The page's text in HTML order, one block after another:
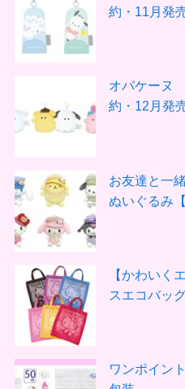
約・11月発
オバケーヌ
約・12月発
お友達と一
ぬいぐるみ
【かわい
スエコバッ
ワンポイン